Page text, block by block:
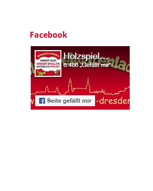
Facebook